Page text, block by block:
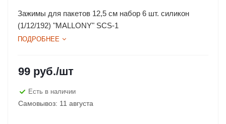
Зажимы для пакетов 12,5 см набор 6 шт. силикон
(1/12/192) "MALLONY" SCS-1
ПОДРОБНЕЕ
99 руб./шт
Есть в наличии
Самовывоз: 11 августа